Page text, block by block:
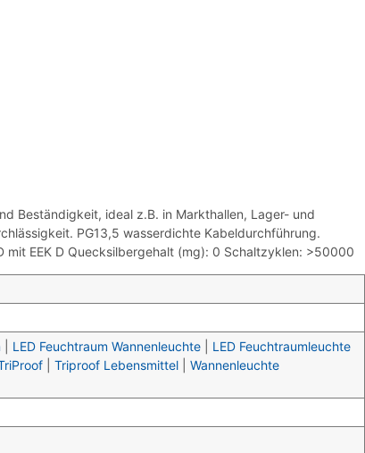
Beständigkeit, ideal z.B. in Markthallen, Lager- und
PG13,5 wasserdichte Kabeldurchführung.
EEK D Quecksilbergehalt (mg): 0 Schaltzyklen: >50000
LED Feuchtraum Wannenleuchte
LED Feuchtraumleuchte
Triproof Lebensmittel
Wannenleuchte